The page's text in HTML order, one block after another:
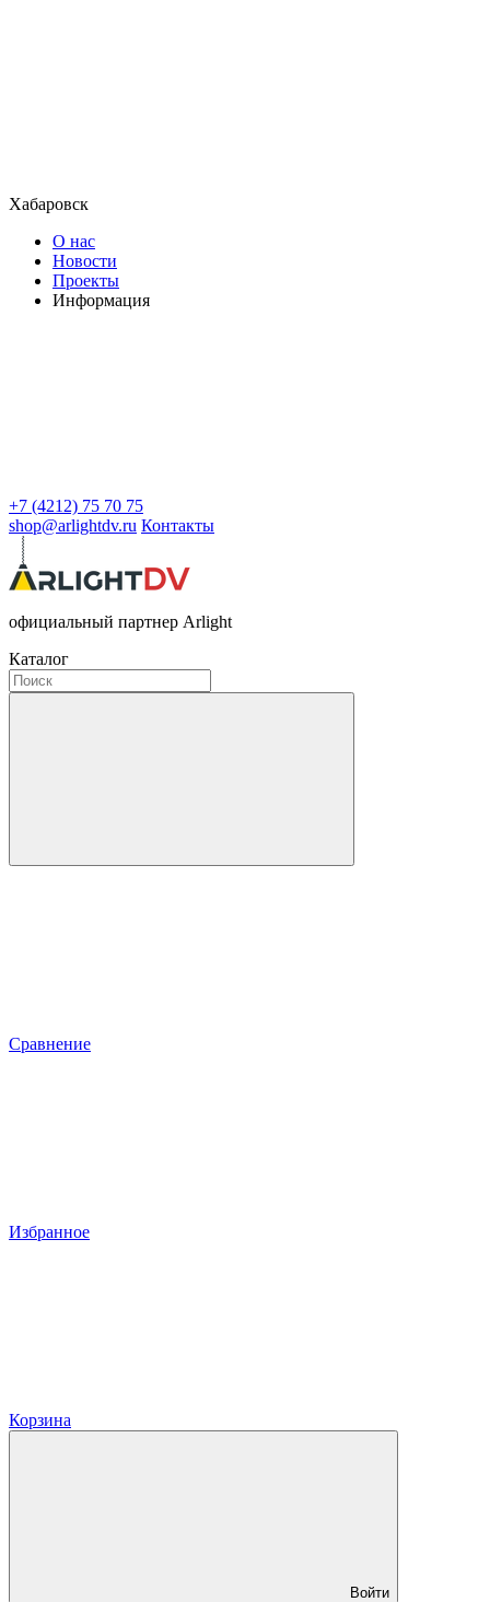
Хабаровск
О нас
Новости
Проекты
Информация
+7 (4212) 75 70 75
shop@arlightdv.ru Контакты
официальный партнер Arlight
Каталог
Сравнение
Избранное
Корзина
Войти